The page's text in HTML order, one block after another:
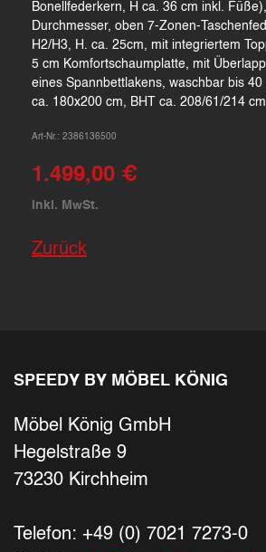
Bonellfederkern, H ca. 36 cm inkl.
Durchmesser, oben 7-Zonen-
H2/H3, H. ca. 25cm, mit integriertem
5 cm Komfortschaumplatte, mit
eines Spannbettlakens, waschbar bis
ca. 180x200 cm, BHT ca. 208/61/214 cm
Art-Nr.: 2386136500
1.499,00 €
inkl. MwSt.
Zurück
SPEEDY BY MÖBEL KÖNIG
Möbel König GmbH
Hegelstraße 9
73230 Kirchheim
Telefon: +49 (0) 7021 7273-0